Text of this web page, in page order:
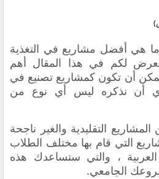
وما هي أفضل مشاريع في التغذية
لكم في هذا المقال أهم
يمكن أن تكون كمشاريع تصنيع في
أن نذكره ليس أي نوع من
التقليدية والغير ناجحة
التي قام بها مختلف الطلاب
، والتي ستساعدك هذه
الجامعي.